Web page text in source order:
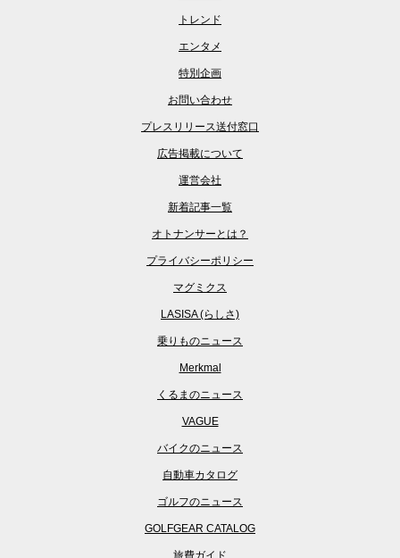
トレンド
エンタメ
特別企画
お問い合わせ
プレスリリース送付窓口
広告掲載について
運営会社
新着記事一覧
オトナンサーとは？
プライバシーポリシー
マグミクス
LASISA (らしさ)
乗りものニュース
Merkmal
くるまのニュース
VAGUE
バイクのニュース
自動車カタログ
ゴルフのニュース
GOLFGEAR CATALOG
旅費ガイド